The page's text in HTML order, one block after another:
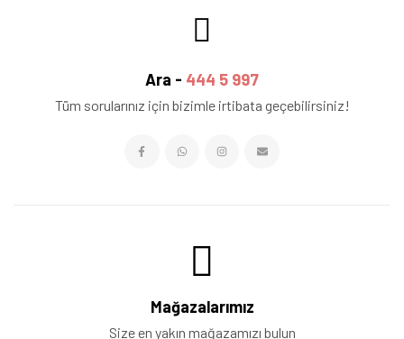
Ara - 444 5 997
Tüm sorularınız için bizimle irtibata geçebilirsiniz!
Mağazalarımız
Size en yakın mağazamızı bulun